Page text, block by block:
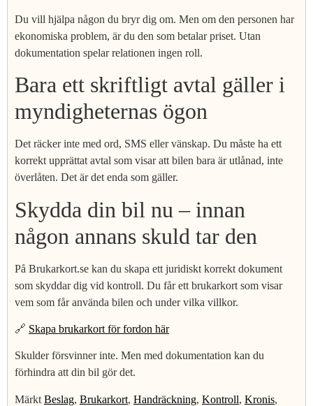
Du vill hjälpa någon du bryr dig om. Men om den personen har
ekonomiska problem, är du den som betalar priset. Utan
dokumentation spelar relationen ingen roll.
Bara ett skriftligt avtal gäller i
myndigheternas ögon
Det räcker inte med ord, SMS eller vänskap. Du måste ha ett
korrekt upprättat avtal som visar att bilen bara är utlånad, inte
överlåten. Det är det enda som gäller.
Skydda din bil nu – innan
någon annans skuld tar den
På Brukarkort.se kan du skapa ett juridiskt korrekt dokument
som skyddar dig vid kontroll. Du får ett brukarkort som visar
vem som får använda bilen och under vilka villkor.
🔗 Skapa brukarkort för fordon här
Skulder försvinner inte. Men med dokumentation kan du
förhindra att din bil gör det.
Märkt Beslag, Brukarkort, Handräckning, Kontroll, Kronis,